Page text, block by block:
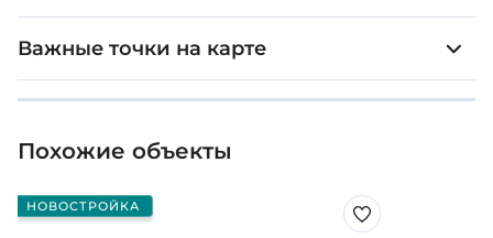
Важные точки на карте
Похожие объекты
НОВОСТРОЙКА